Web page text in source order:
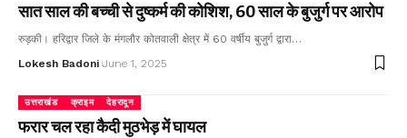
सात साल की बच्ची से दुष्कर्म की कोशिश, 60 साल के बुजुर्ग पर आरोप
रुड़की। हरिद्वार जिले के मंगलौर कोतवाली क्षेत्र में 60 वर्षीय बुजुर्ग द्वारा…
Lokesh Badoni June 1, 2025
उत्तराखंड क्राइम देहरादून
फरार चल रहा कैदी मुठभेड़ में घायल